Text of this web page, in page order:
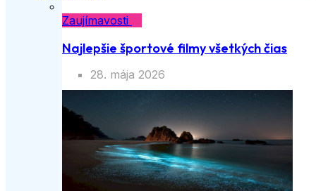
Zaujímavosti
Najlepšie športové filmy všetkých čias
28. mája 2026